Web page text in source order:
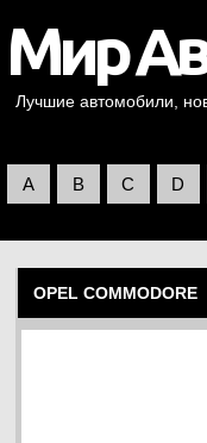
Лучшие автомобили,
A B C D
OPEL COMMODORE